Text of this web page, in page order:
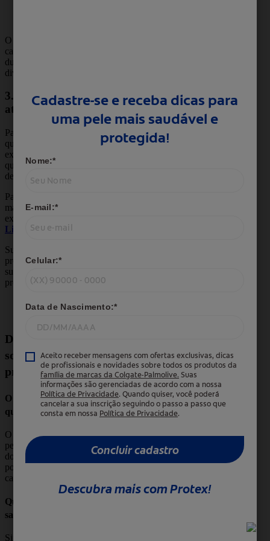
O sabonete de limpeza profunda com essas
características fornece uma ação mais eficaz e
duradoura, trazendo mais proteção nos
diversos momentos do dia a dia.
3. Confira se o produto possui
ativos hidratantes
Para evitar ressecamento, opte por sabonetes
que contenham ativos hidratantes, como o
extrato de algas marinhas. Afinal, ninguém
quer uma limpeza profunda e uma pele seca
depois do banho, não é mesmo?
Para garantir todos esses benefícios e ainda
manter sua pele saudável e hidratada,
experimente o
Limpeza Profunda
Sua fórmula com óleo de linhaça garante a
proteção antibacteriana natural. Além disso,
sua fórmula com extrato de algas marinhas
promove nutrição e hidratação profundas.
Dúvidas frequentes
sobre sabonete para limpeza
profunda
O sabonete antibacteriano é bom para
quem tem odor nas axilas?
O odor nas axilas é causado, principalmente,
pela grande presença de bactérias. Com o uso
do sabonete de limpeza profunda certo, você
pode desobstruir os poros e ainda eliminar os
causadores do mau odor.
Quem tem a pele oleosa pode usar o
sabonete de limpeza profunda?
Sim. Esse é o tipo de sabonete ideal para a